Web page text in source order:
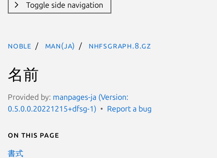
Toggle side navigation
noble man(ja) nhfsgraph.8.gz
名前
Provided by: manpages-ja (Version:
0.5.0.0.20221215+dfsg-1)
Report a bug
On this page
書式